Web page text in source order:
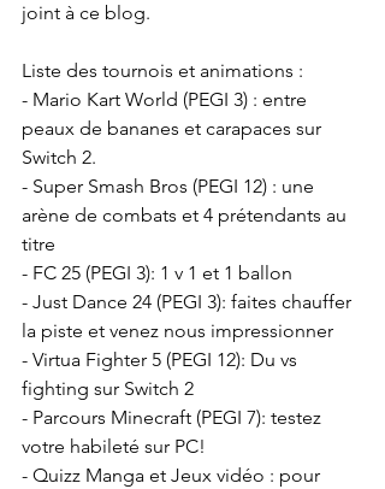
joint à ce blog.
Liste des tournois et animations :
- Mario Kart World (PEGI 3) : entre
peaux de bananes et carapaces sur
Switch 2.
- Super Smash Bros (PEGI 12) : une
arène de combats et 4 prétendants au
titre
- FC 25 (PEGI 3): 1 v 1 et 1 ballon
- Just Dance 24 (PEGI 3): faites chauffer
la piste et venez nous impressionner
- Virtua Fighter 5 (PEGI 12): Du vs
fighting sur Switch 2
- Parcours Minecraft (PEGI 7): testez
votre habileté sur PC!
- Quizz Manga et Jeux vidéo : pour